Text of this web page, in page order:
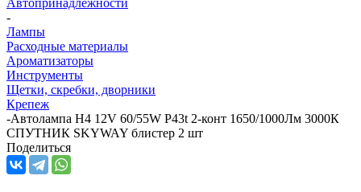
-
Лампы
Расходные материалы
Ароматизаторы
Инструменты
Щетки, скребки, дворники
Крепеж
-Автолампа H4 12V 60/55W P43t 2-конт 1650/1000Лм 3000К
СПУТНИК SKYWAY блистер 2 шт
Поделиться